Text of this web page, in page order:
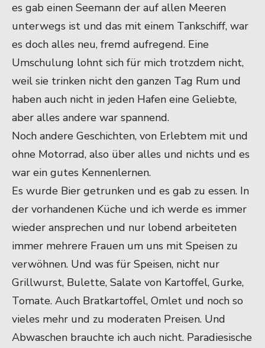
es gab einen Seemann der auf allen Meeren
unterwegs ist und das mit einem Tankschiff, war
es doch alles neu, fremd aufregend. Eine
Umschulung lohnt sich für mich trotzdem nicht,
weil sie trinken nicht den ganzen Tag Rum und
haben auch nicht in jeden Hafen eine Geliebte,
aber alles andere war spannend.
Noch andere Geschichten, von Erlebtem mit und
ohne Motorrad, also über alles und nichts und es
war ein gutes Kennenlernen.
Es wurde Bier getrunken und es gab zu essen. In
der vorhandenen Küche und ich werde es immer
wieder ansprechen und nur lobend arbeiteten
immer mehrere Frauen um uns mit Speisen zu
verwöhnen. Und was für Speisen, nicht nur
Grillwurst, Bulette, Salate von Kartoffel, Gurke,
Tomate. Auch Bratkartoffel, Omlet und noch so
vieles mehr und zu moderaten Preisen. Und
Abwaschen brauchte ich auch nicht. Paradiesische